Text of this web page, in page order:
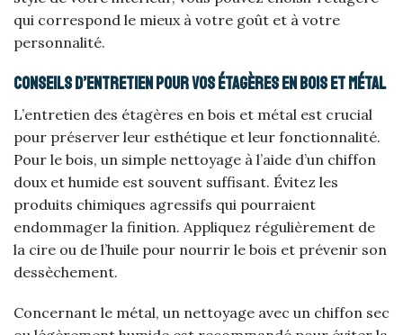
qui correspond le mieux à votre goût et à votre
personnalité.
Conseils d’entretien pour vos étagères en bois et métal
L’entretien des étagères en bois et métal est crucial
pour préserver leur esthétique et leur fonctionnalité.
Pour le bois, un simple nettoyage à l’aide d’un chiffon
doux et humide est souvent suffisant. Évitez les
produits chimiques agressifs qui pourraient
endommager la finition. Appliquez régulièrement de
la cire ou de l’huile pour nourrir le bois et prévenir son
dessèchement.
Concernant le métal, un nettoyage avec un chiffon sec